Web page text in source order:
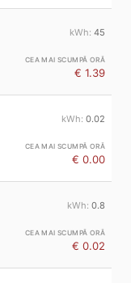
45
€ 1.39
0.02
€ 0.00
0.8
€ 0.02